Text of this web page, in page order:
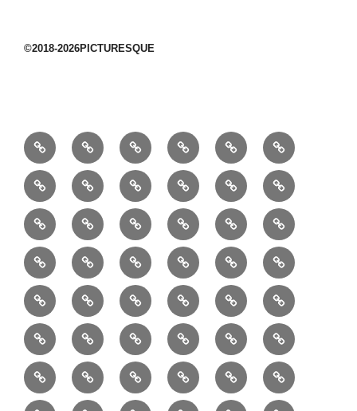
©2018-2026PICTURESQUE
1/10：
材
料
10/10：
ジ
ュ
エ
リ
ー
2/10：
製
作
3/10：
は
ぎ
れ
4/10：
Ｈ
Ｍ
Ｂ
教
室
5/10：
事
業
6/10：
読
書
7/10：
食・
健
康
8/10：
リ
フ
ォ
ー
ム
9/10：
コ
ー
デ
creema
で
販
売
中
の
ハ
ン
ド
メ
イ
ド
①
入
園
バ
ッ
グ
セ
ッ
ト
②
半
月
型
③
巾
着
袋
（縦
長）
④
巾
着
袋
（小）
⑤
巾
着
シ
ョ
ル
ダ
ー
⑥
小
動
物
用
小
物
⑦
リ
ュ
ッ
ク
⑧
メ
ッ
セ
ン
ジ
ャ
ー
⑨
ミ
シ
ン
カ
バ
ー
⑩
マ
チ
無
し
シ
ョ
ル
⑪
マ
ス
ク
⑫
ポ
ー
チ
⑬
ボ
デ
ィ
ー
バ
ッ
グ
⑭
ボ
ッ
ク
ス
型
⑮
ボ
ス
ト
ン
⑯
ヘ
ル
メ
ッ
ト
⑰
ピ
ン
タ
ッ
ク
⑱
ビ
ジ
ネ
ス
バ
⑲
バ
ニ
テ
ィ
ー
⑳
ハ
ン
ド
お
取
引
の
お
問
合
せ
デ
ジ
タ
ル
デ
ジ
タ
ル
ブ
ロ
グ
プ
ラ
ラ
ン
ル
ー
レ
ン
レ
ン
㉑
イ